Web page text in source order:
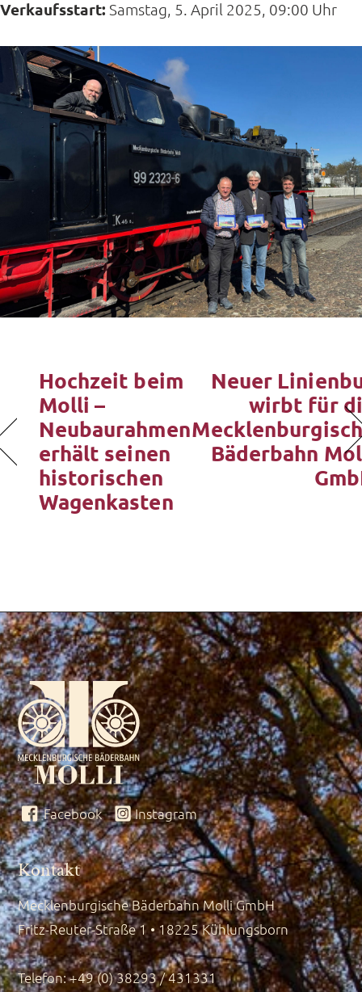
Verkaufsstart: Samstag, 5. April 2025, 09:00 Uhr
Hochzeit beim
Molli –
Neubaurahmen
erhält seinen
historischen
Wagenkasten
Neuer
wirbt für
Bäderbahn
Facebook Instagram
Kontakt
Mecklenburgische Bäderbahn Molli GmbH
Fritz-Reuter-Straße 1 • 18225 Kühlungsborn
Telefon: +49 (0) 38293 / 431331